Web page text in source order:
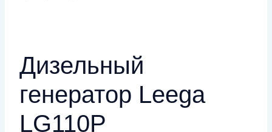
Дизельный
генератор Leega
LG110P